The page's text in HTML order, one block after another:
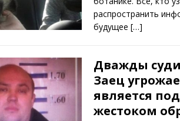
распространить
будущее […]
Дважды
Заец
является
жестоком